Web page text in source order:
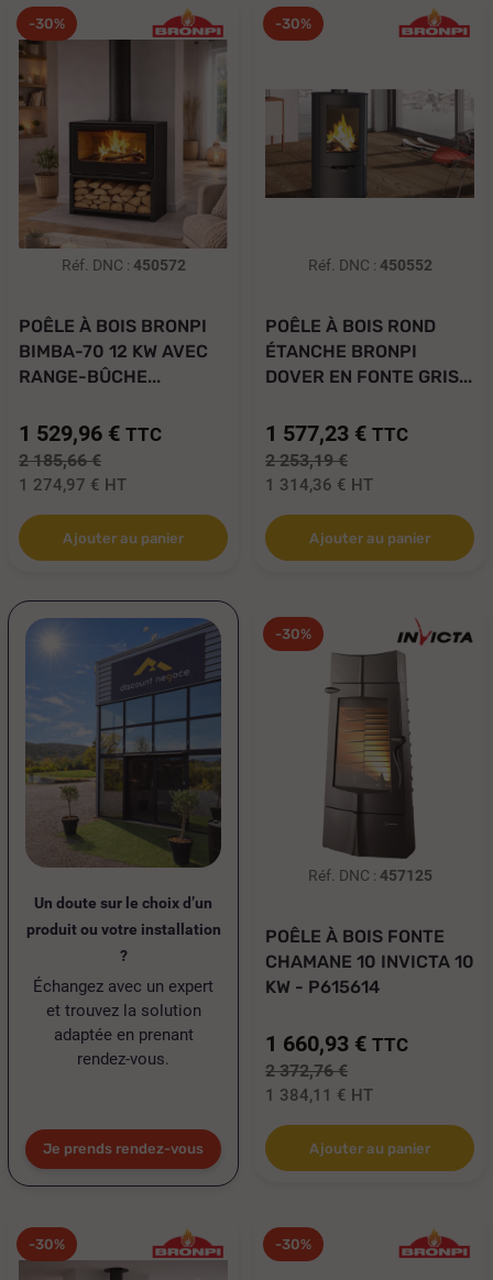
-30%
Réf. DNC : 450572
POÊLE À BOIS BRONPI
BIMBA-70 12 KW AVEC
RANGE-BÛCHE...
1 529,96 € TTC
2 185,66 €
1 274,97 € HT
Ajouter au panier
-30%
Réf. DNC : 450552
POÊLE À BOIS ROND
ÉTANCHE BRONPI
DOVER EN FONTE GRIS...
1 577,23 € TTC
2 253,19 €
1 314,36 € HT
Ajouter au panier
Un doute sur le choix d’un
produit ou votre installation
?
Échangez avec un expert
et trouvez la solution
adaptée en prenant
rendez-vous.
Je prends rendez-vous
-30%
Réf. DNC : 457125
POÊLE À BOIS FONTE
CHAMANE 10 INVICTA 10
KW - P615614
1 660,93 € TTC
2 372,76 €
1 384,11 € HT
Ajouter au panier
-30% -30%